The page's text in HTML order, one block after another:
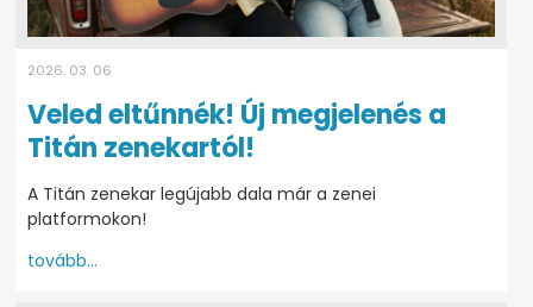
2026. 03. 06
Veled eltűnnék! Új megjelenés a
Titán zenekartól!
A Titán zenekar legújabb dala már a zenei
platformokon!
tovább...